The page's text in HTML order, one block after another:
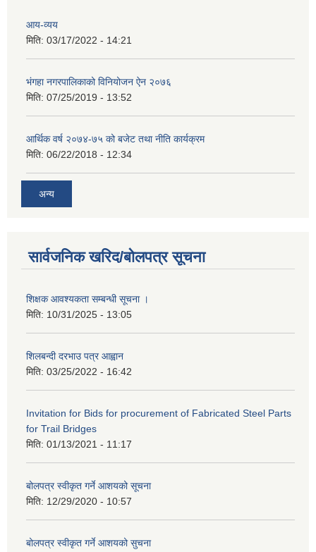
आय-व्यय
मिति: 03/17/2022 - 14:21
भंगहा नगरपालिकाको विनियोजन ऐन २०७६
मिति: 07/25/2019 - 13:52
आर्थिक वर्ष २०७४-७५ को बजेट तथा नीति कार्यक्रम
मिति: 06/22/2018 - 12:34
अन्य
सार्वजनिक खरिद/बोलपत्र सूचना
शिक्षक आवश्यकता सम्बन्धी सूचना ।
मिति: 10/31/2025 - 13:05
शिलबन्दी दरभाउ पत्र आह्वान
मिति: 03/25/2022 - 16:42
Invitation for Bids for procurement of Fabricated Steel Parts
for Trail Bridges
मिति: 01/13/2021 - 11:17
बोलपत्र स्वीकृत गर्ने आशयको सूचना
मिति: 12/29/2020 - 10:57
बोलपत्र स्वीकृत गर्ने आशयको सुचना